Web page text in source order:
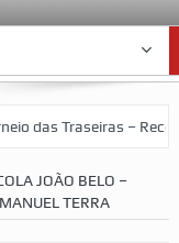
a
JOÃO BELO –
TERRA